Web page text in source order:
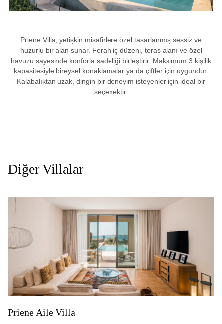
Priene Villa, yetişkin misafirlere özel tasarlanmış sessiz ve
huzurlu bir alan sunar. Ferah iç düzeni, teras alanı ve özel
havuzu sayesinde konforla sadeliği birleştirir. Maksimum 3 kişilik
kapasitesiyle bireysel konaklamalar ya da çiftler için uygundur.
Kalabalıktan uzak, dingin bir deneyim isteyenler için ideal bir
seçenektir.
Diğer Villalar
Priene Aile Villa